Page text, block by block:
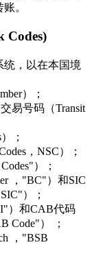
。
Codes)
统，以在本国境
）；
易号码（Transit
；
，NSC）；
）；
，"BC"）和SIC
）；
）和CAB代码
Code"） ；
，"BSB